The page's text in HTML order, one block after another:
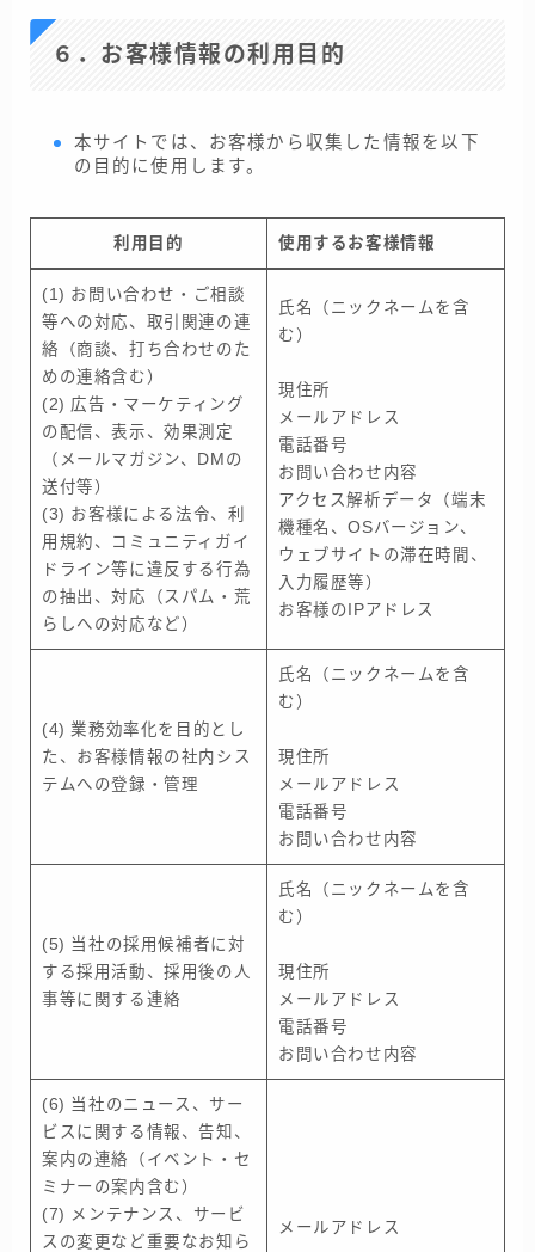
６．お客様情報の利用目的
本サイトでは、お客様から収集した情報を以下
の目的に使用します。
利用目的 使用するお客様情報
(1) お問い合わせ・ご相談
等への対応、取引関連の連
絡（商談、打ち合わせのた
めの連絡含む）
(2) 広告・マーケティング
の配信、表示、効果測定
（メールマガジン、DMの
送付等）
(3) お客様による法令、利
用規約、コミュニティガイ
ドライン等に違反する行為
の抽出、対応（スパム・荒
らしへの対応など）
氏名（ニックネームを含
む）
現住所
メールアドレス
電話番号
お問い合わせ内容
アクセス解析データ（端末
機種名、OSバージョン、
ウェブサイトの滞在時間、
入力履歴等）
お客様のIPアドレス
(4) 業務効率化を目的とし
た、お客様情報の社内シス
テムへの登録・管理
氏名（ニックネームを含
む）
現住所
メールアドレス
電話番号
お問い合わせ内容
(5) 当社の採用候補者に対
する採用活動、採用後の人
事等に関する連絡
氏名（ニックネームを含
む）
現住所
メールアドレス
電話番号
お問い合わせ内容
(6) 当社のニュース、サー
ビスに関する情報、告知、
案内の連絡（イベント・セ
ミナーの案内含む）
(7) メンテナンス、サービ
スの変更など重要なお知ら
メールアドレス